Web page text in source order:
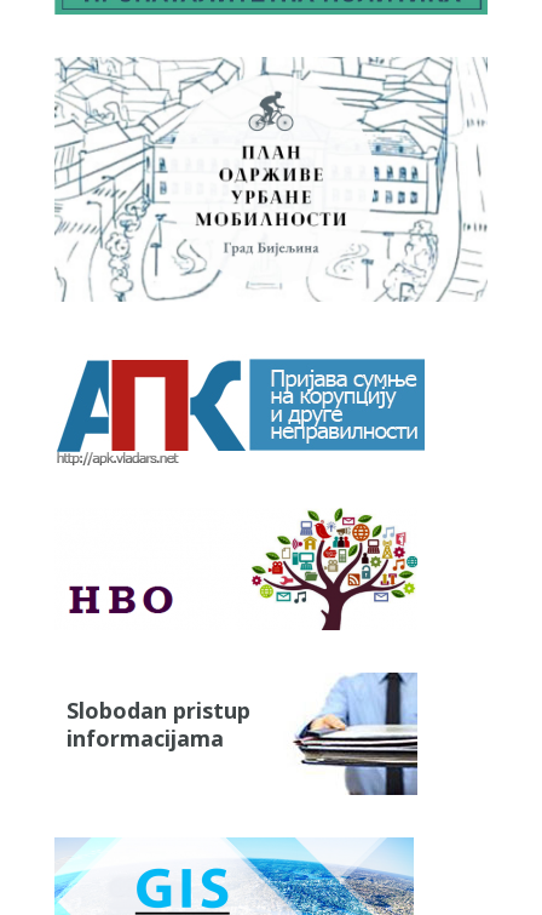
Slobodan pristup
informacijama